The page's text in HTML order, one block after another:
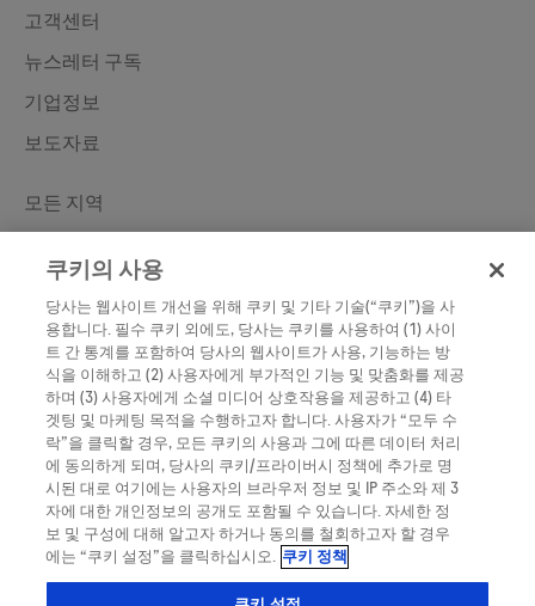
대한민국
Contact
고객센터
뉴스레터 구독
기업정보
보도자료
Learn More
모든 지역
Roche Diabetes
Roche
이 웹 사이트에는 다양한 사용자를 대상으로 하는 제품에 대한 정보가 포함되어
쿠키의 사용
당사는 웹사이트 개선을 위해 쿠키 및 기타 기술(“쿠키”)을 사
용합니다. 필수 쿠키 외에도, 당사는 쿠키를 사용하여 (1) 사이
트 간 통계를 포함하여 당사의 웹사이트가 사용, 기능하는 방
식을 이해하고 (2) 사용자에게 부가적인 기능 및 맞춤화를 제공
하며 (3) 사용자에게 소셜 미디어 상호작용을 제공하고 (4) 타
겟팅 및 마케팅 목적을 수행하고자 합니다. 사용자가 “모두 수
락”을 클릭할 경우, 모든 쿠키의 사용과 그에 따른 데이터 처리
에 동의하게 되며, 당사의 쿠키/프라이버시 정책에 추가로 명
시된 대로 여기에는 사용자의 브라우저 정보 및 IP 주소와 제 3
자에 대한 개인정보의 공개도 포함될 수 있습니다. 자세한 정
보 및 구성에 대해 알고자 하거나 동의를 철회하고자 할 경우
에는 “쿠키 설정”을 클릭하십시오. 쿠키 정책